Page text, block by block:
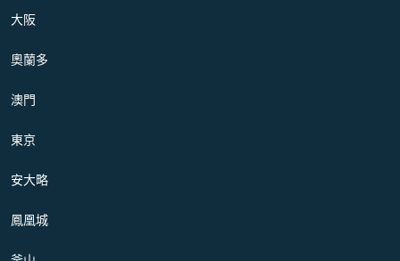
大阪
奧蘭多
澳門
東京
安大略
鳳凰城